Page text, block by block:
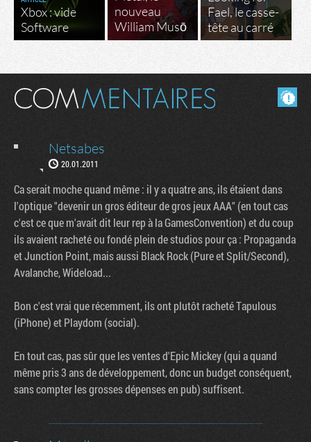
Xbox : vide
Software
nouveau
William Musō
Fael, le casse-
tête au carré
Masquer les commentaires lus.
Netsabes
20.01.2011
Ca serait moche quand même : il y a quatre ans, ils étaient dans
l'optique "devenir un gros éditeur de gros jeux AAA" (en tout cas
c'est ce que m'avait dit leur rep à la GamesConvention) et du coup
ils avaient racheté ou fondé plein de studios pour ça : Propaganda
et Junction Point, mais aussi Black Rock (Pure et Split/Second),
Avalanche, Wideload...
Bon c'est vrai que récemment, ils ont plutôt racheté Tapulous
(iPhone) et Playdom (social).
En tout cas, pas sûr que les ventes d'Epic Mickey (qui a quand
même pris 3 ans de développement, donc un budget conséquent,
sans compter les grosses dépenses en pub) suffisent.